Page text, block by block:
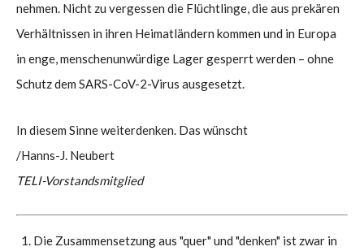
nehmen. Nicht zu vergessen die Flüchtlinge, die aus prekären
Verhältnissen in ihren Heimatländern kommen und in Europa
in enge, menschenunwürdige Lager gesperrt werden – ohne
Schutz dem SARS-CoV-2-Virus ausgesetzt.
In diesem Sinne weiterdenken. Das wünscht
/Hanns-J. Neubert
TELI-Vorstandsmitglied
Die Zusammensetzung aus "quer" und "denken" ist zwar in